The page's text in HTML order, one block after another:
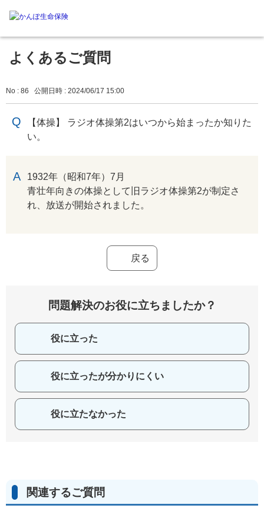
よくあるご質問
No : 86 公開日時 : 2024/06/17 15:00
【体操】 ラジオ体操第2はいつから始まったか知りた
い。
1932年（昭和7年）7月
青壮年向きの体操として旧ラジオ体操第2が制定さ
れ、放送が開始されました。
戻る
問題解決のお役に立ちましたか？
役に立った
役に立ったが分かりにくい
役に立たなかった
関連するご質問